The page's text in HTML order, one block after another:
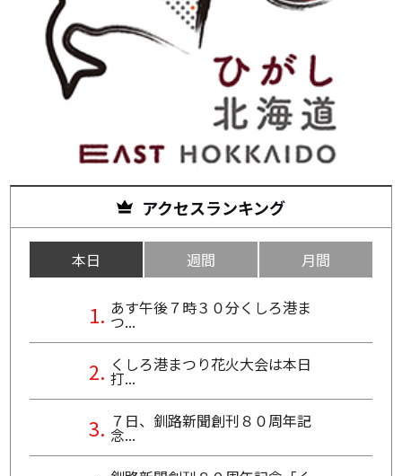
アクセスランキング
本日 週間 月間
あす午後７時３０分くしろ港ま
つ...
くしろ港まつり花火大会は本日
打...
７日、釧路新聞創刊８０周年記
念...